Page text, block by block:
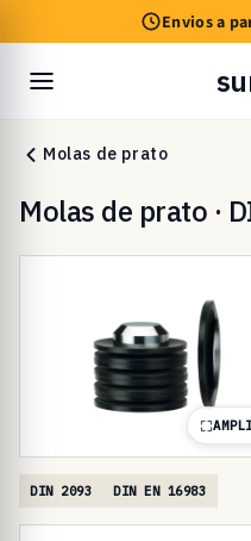
conteúdo
Envios a
Molas de prato
Molas de prato ·
DIN 2093 DIN EN 16983